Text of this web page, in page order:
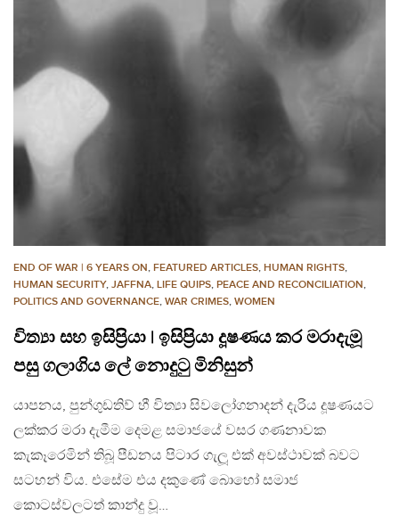
END OF WAR | 6 YEARS ON, FEATURED ARTICLES, HUMAN RIGHTS,
HUMAN SECURITY, JAFFNA, LIFE QUIPS, PEACE AND RECONCILIATION,
POLITICS AND GOVERNANCE, WAR CRIMES, WOMEN
විත්‍යා සහ ඉසිප්‍රියා | ඉසිප්‍රියා දූෂණය කර මරාදැමූ
පසු ගලාගිය ලේ නොදුටු මිනිසුන්
යාපනය, පුන්ගුඩතිව් හී විත්‍යා සිවලෝගනාදන් දැරිය දූෂණයට
ලක්කර මරා දැමීම දෙමළ සමාජයේ වසර ගණනාවක
කැකෑරෙමින් තිබූ පීඩනය පිටාර ගැලූ එක් අවස්ථාවක් බවට
සටහන් විය. එසේම එය දකුණේ බොහෝ සමාජ
කොටස්වලටත් කාන්දු වූ…